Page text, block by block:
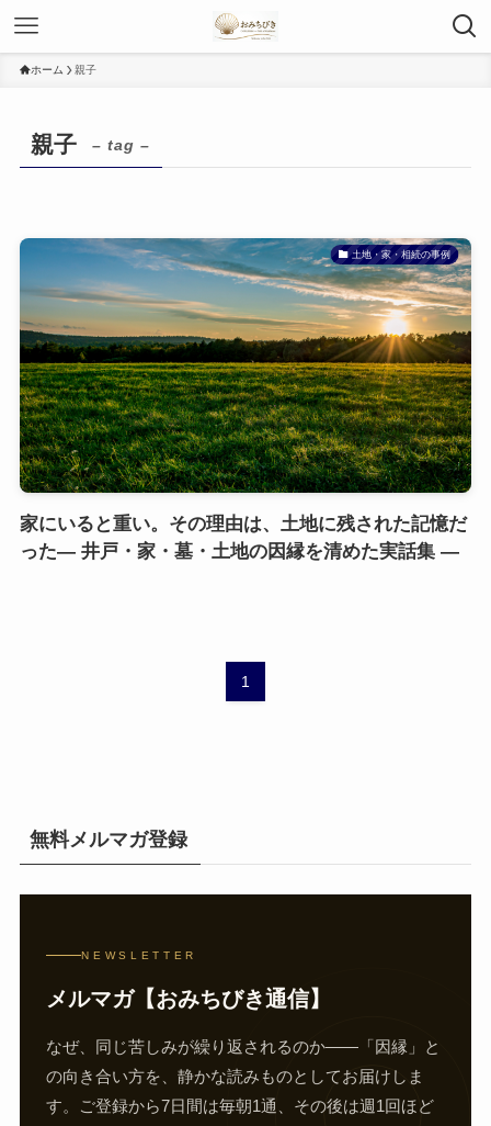
ホーム 親子
親子 – tag –
土地・家・相続の事例
家にいると重い。その理由は、土地に残された記憶だ
った— 井戸・家・墓・土地の因縁を清めた実話集 —
1
無料メルマガ登録
NEWSLETTER
メルマガ【おみちびき通信】
なぜ、同じ苦しみが繰り返されるのか——「因縁」と
の向き合い方を、静かな読みものとしてお届けしま
す。ご登録から7日間は毎朝1通、その後は週1回ほど